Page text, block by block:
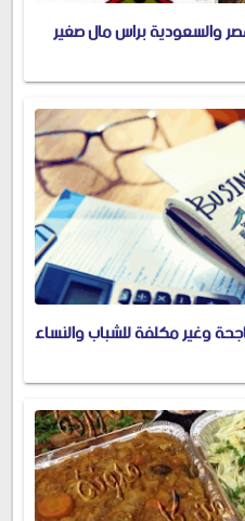
والسعودية براس مال صغير
وغير مكلفة للشباب والنساء